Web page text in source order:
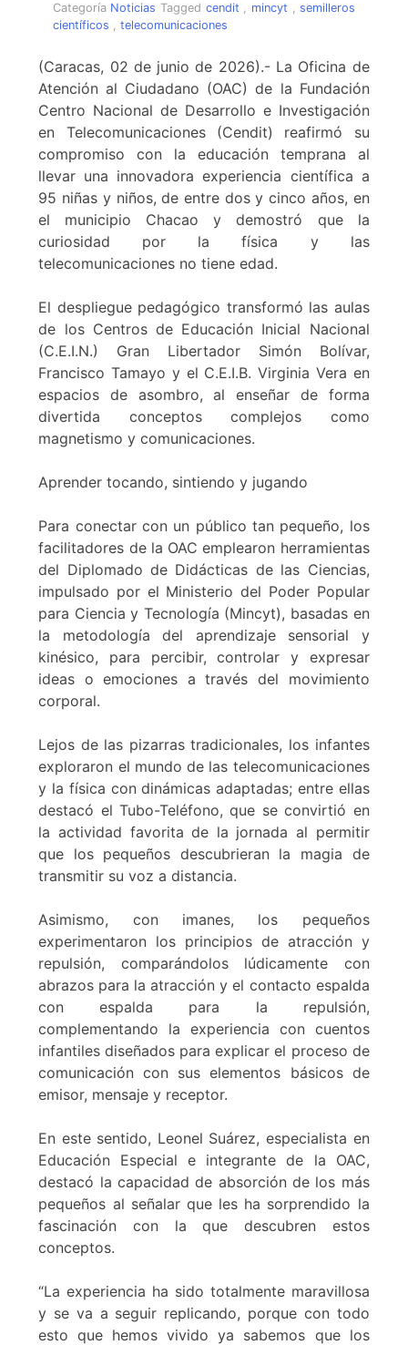
Categoría Noticias Tagged cendit , mincyt ,semilleros
científicos , telecomunicaciones
(Caracas, 02 de junio de 2026).- La Oficina de
Atención al Ciudadano (OAC) de la Fundación
Centro Nacional de Desarrollo e Investigación
en Telecomunicaciones (Cendit) reafirmó su
compromiso con la educación temprana al
llevar una innovadora experiencia científica a
95 niñas y niños, de entre dos y cinco años, en
el municipio Chacao y demostró que la
curiosidad por la física y las
telecomunicaciones no tiene edad.
El despliegue pedagógico transformó las aulas
de los Centros de Educación Inicial Nacional
(C.E.I.N.) Gran Libertador Simón Bolívar,
Francisco Tamayo y el C.E.I.B. Virginia Vera en
espacios de asombro, al enseñar de forma
divertida conceptos complejos como
magnetismo y comunicaciones.
Aprender tocando, sintiendo y jugando
Para conectar con un público tan pequeño, los
facilitadores de la OAC emplearon herramientas
del Diplomado de Didácticas de las Ciencias,
impulsado por el Ministerio del Poder Popular
para Ciencia y Tecnología (Mincyt), basadas en
la metodología del aprendizaje sensorial y
kinésico, para percibir, controlar y expresar
ideas o emociones a través del movimiento
corporal.
Lejos de las pizarras tradicionales, los infantes
exploraron el mundo de las telecomunicaciones
y la física con dinámicas adaptadas; entre ellas
destacó el Tubo-Teléfono, que se convirtió en
la actividad favorita de la jornada al permitir
que los pequeños descubrieran la magia de
transmitir su voz a distancia.
Asimismo, con imanes, los pequeños
experimentaron los principios de atracción y
repulsión, comparándolos lúdicamente con
abrazos para la atracción y el contacto espalda
con espalda para la repulsión,
complementando la experiencia con cuentos
infantiles diseñados para explicar el proceso de
comunicación con sus elementos básicos de
emisor, mensaje y receptor.
En este sentido, Leonel Suárez, especialista en
Educación Especial e integrante de la OAC,
destacó la capacidad de absorción de los más
pequeños al señalar que les ha sorprendido la
fascinación con la que descubren estos
conceptos.
“La experiencia ha sido totalmente maravillosa
y se va a seguir replicando, porque con todo
esto que hemos vivido ya sabemos que los